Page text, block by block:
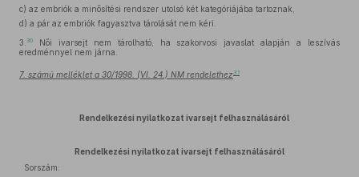
c) az embriók a minősítési rendszer utolsó két kategóriájába tartoznak,
d) a pár az embriók fagyasztva tárolását nem kéri.
3. 30
Női ivarsejt nem tárolható, ha szakorvosi javaslat alapján a leszívás
eredménnyel nem járna.
7. számú melléklet a 30/1998. (VI. 24.) NM rendelethez 31
Rendelkezési nyilatkozat ivarsejt felhasználásáról
Rendelkezési nyilatkozat ivarsejt felhasználásáról
Sorszám: